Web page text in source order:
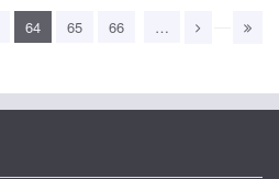
64 65 66 …